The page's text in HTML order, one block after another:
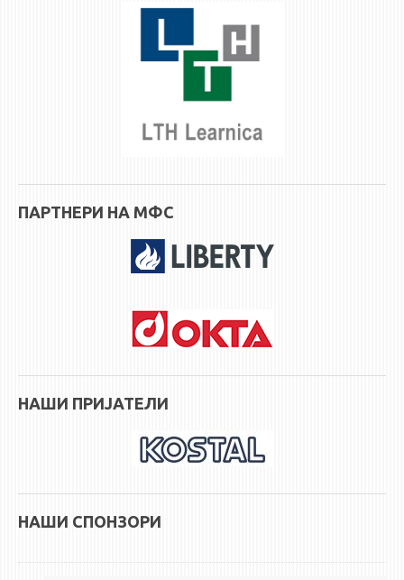
ПАРТНЕРИ НА МФС
НАШИ ПРИЈАТЕЛИ
НАШИ СПОНЗОРИ